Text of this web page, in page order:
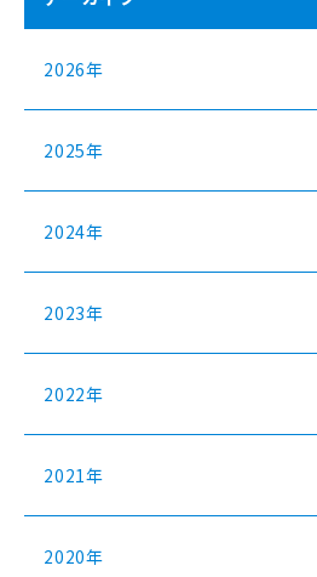
2026年
2025年
2024年
2023年
2022年
2021年
2020年